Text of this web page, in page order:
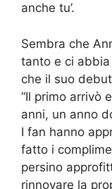
anche tu’.
Sembra che
tanto e ci
che il suo
“Il primo arrivò
anni, un anno
I fan hanno
fatto i
persino
rinnovare la